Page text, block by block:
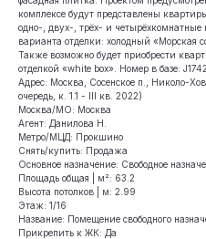
комплексе будут представлены
одно-, двух-, трёх- и
варианта отделки: холодный «Морская
Также возможно будет приобрести
отделкой «white box». Номер в базе: J1742
Адрес: Москва, Сосенское п., Николо-
очередь, к. 1.1 - III кв. 2022)
Москва/МО: Москва
Агент: Данилова Н.
Метро/МЦД: Прокшино
Снять/купить: Продажа
Основное назначение: Свободное
Площадь общая | м²: 63.2
Высота потолков | м: 2.99
Этаж: 1/16
Название: Помещение свободного
Прикрепить к ЖК: Да